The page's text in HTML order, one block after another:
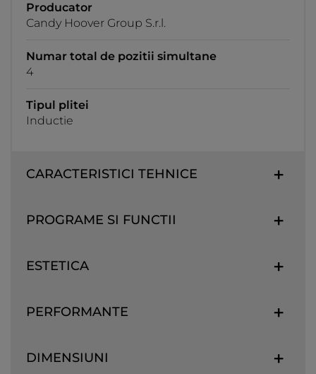
Producator
Candy Hoover Group S.r.l.
Numar total de pozitii simultane
4
Tipul plitei
Inductie
CARACTERISTICI TEHNICE
PROGRAME SI FUNCTII
ESTETICA
PERFORMANTE
DIMENSIUNI